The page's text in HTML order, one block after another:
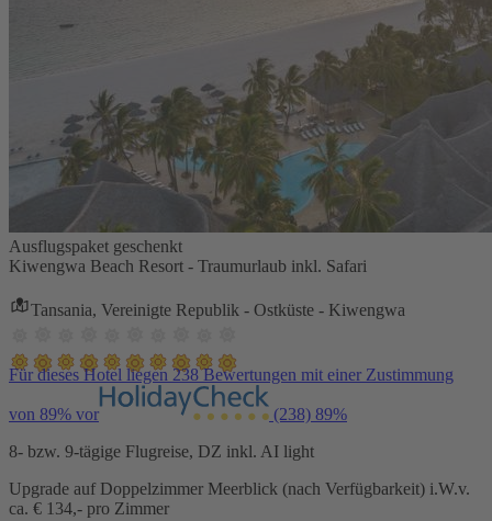
Ausflugspaket geschenkt
Kiwengwa Beach Resort - Traumurlaub inkl. Safari
Tansania, Vereinigte Republik - Ostküste - Kiwengwa
Für dieses Hotel liegen 238 Bewertungen mit einer Zustimmung
von 89% vor (238) 89%
8- bzw. 9-tägige Flugreise, DZ inkl. AI light
Upgrade auf Doppelzimmer Meerblick (nach Verfügbarkeit) i.W.v.
ca. € 134,- pro Zimmer